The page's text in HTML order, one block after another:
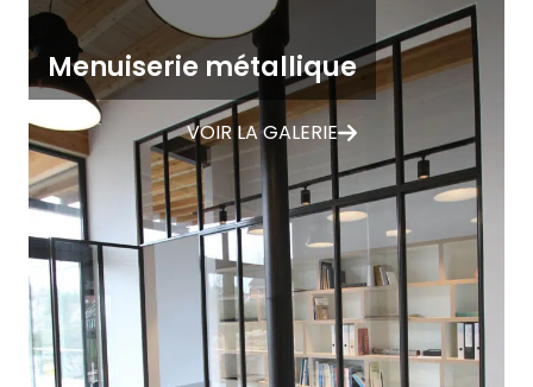
Menuiserie métallique
VOIR LA GALERIE